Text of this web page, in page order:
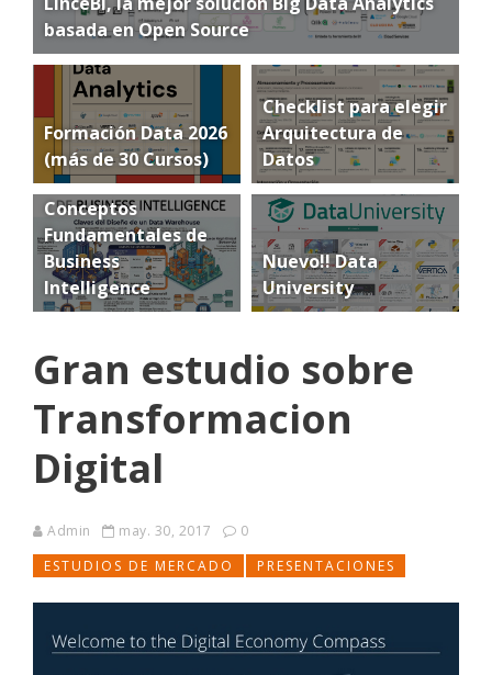
basada en Open Source
Formación Data 2026
(más de 30 Cursos)
Checklist para elegir
Arquitectura de
Datos
Conceptos
Fundamentales de
Business
Intelligence
Nuevo!! Data
University
Gran estudio sobre
Transformacion
Digital
Admin may. 30, 2017
0
ESTUDIOS DE MERCADO
PRESENTACIONES